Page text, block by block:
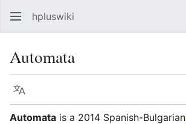
hpluswiki
Automata
Язык
Automata is a 2014 Spanish-Bulgarian